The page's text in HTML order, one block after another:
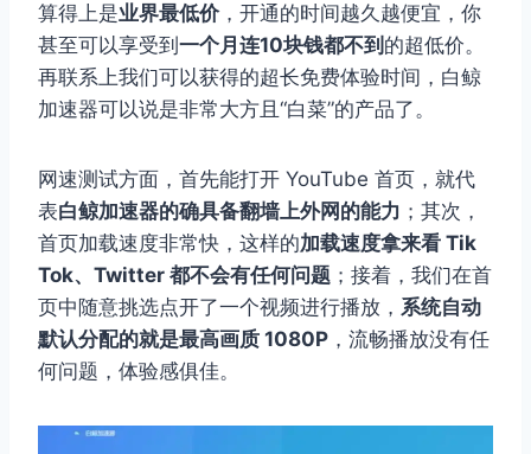
算得上是业界最低价，开通的时间越久越便宜，你
甚至可以享受到 一个月连10块钱都不到 的超低价。
再联系上我们可以获得的超长免费体验时间，白鲸
加速器可以说是非常大方且“白菜”的产品了。
网速测试方面，首先能打开 YouTube 首页，就代
表白鲸加速器的确具备翻墙上外网的能力 ；其次，
首页加载速度非常快，这样的加载速度拿来看 Tik
Tok、Twitter 都不会有任何问题 ；接着，我们在首
页中随意挑选点开了一个视频进行播放， 系统自动
默认分配的就是最高画质 1080P ，流畅播放没有任
何问题，体验感俱佳。